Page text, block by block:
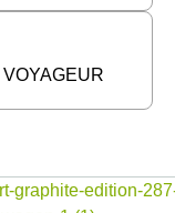
VOYAGEUR